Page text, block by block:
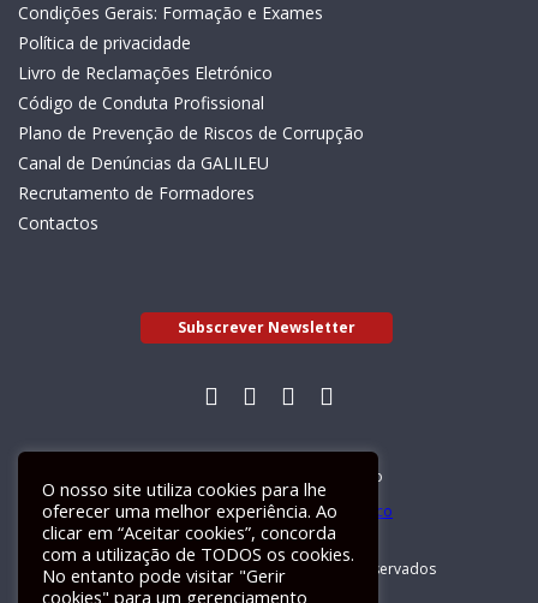
Condições Gerais: Formação e Exames
Política de privacidade
Livro de Reclamações Eletrónico
Código de Conduta Profissional
Plano de Prevenção de Riscos de Corrupção
Canal de Denúncias da GALILEU
Recrutamento de Formadores
Contactos
Subscrever Newsletter
Livro de Reclamações Electrónico
GALILEU 2026 © Todos os direitos reservados
O nosso site utiliza cookies para lhe
oferecer uma melhor experiência. Ao
clicar em “Aceitar cookies”, concorda
com a utilização de TODOS os cookies.
No entanto pode visitar "Gerir
cookies" para um gerenciamento